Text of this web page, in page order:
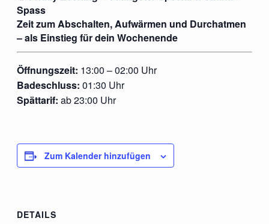
Spass
Zeit zum Abschalten, Aufwärmen und Durchatmen
– als Einstieg für dein Wochenende
Öffnungszeit: 13:00 – 02:00 Uhr
Badeschluss: 01:30 Uhr
Spättarif: ab 23:00 Uhr
Zum Kalender hinzufügen
DETAILS